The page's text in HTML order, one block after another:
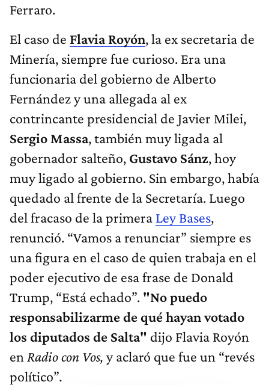
Ferraro.
El caso de Flavia Royón, la ex secretaria de
Minería, siempre fue curioso. Era una
funcionaria del gobierno de Alberto
Fernández y una allegada al ex
contrincante presidencial de Javier Milei,
Sergio Massa, también muy ligada al
gobernador salteño, Gustavo Sánz, hoy
muy ligado al gobierno. Sin embargo, había
quedado al frente de la Secretaría. Luego
del fracaso de la primera Ley Bases,
renunció. “Vamos a renunciar” siempre es
una figura en el caso de quien trabaja en el
poder ejecutivo de esa frase de Donald
Trump, “Está echado”. "No puedo
responsabilizarme de qué hayan votado
los diputados de Salta" dijo Flavia Royón
en Radio con Vos, y aclaró que fue un “revés
político”.